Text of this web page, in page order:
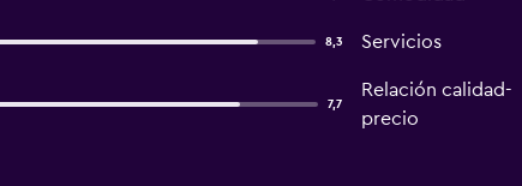
8,3 Servicios
7,7
Relación calidad-
precio